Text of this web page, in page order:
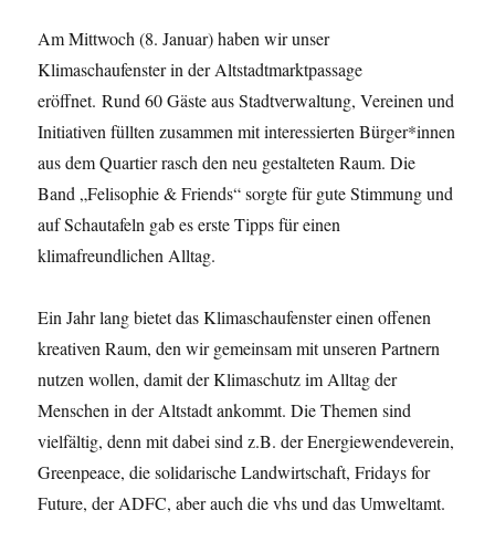
Am Mittwoch (8. Januar) haben wir unser
Klimaschaufenster in der Altstadtmarktpassage
eröffnet. Rund 60 Gäste aus Stadtverwaltung, Vereinen und
Initiativen füllten zusammen mit interessierten Bürger*innen
aus dem Quartier rasch den neu gestalteten Raum. Die
Band „Felisophie & Friends“ sorgte für gute Stimmung und
auf Schautafeln gab es erste Tipps für einen
klimafreundlichen Alltag.
Ein Jahr lang bietet das Klimaschaufenster einen offenen
kreativen Raum, den wir gemeinsam mit unseren Partnern
nutzen wollen, damit der Klimaschutz im Alltag der
Menschen in der Altstadt ankommt. Die Themen sind
vielfältig, denn mit dabei sind z.B. der Energiewendeverein,
Greenpeace, die solidarische Landwirtschaft, Fridays for
Future, der ADFC, aber auch die vhs und das Umweltamt.